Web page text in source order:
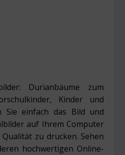
Durianbäume zum
Kinder und
Sie einfach das Bild und
auf Ihrem Computer
zu drucken. Sehen
hochwertigen Online-